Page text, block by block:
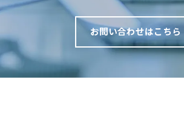
お問い合わせはこちら